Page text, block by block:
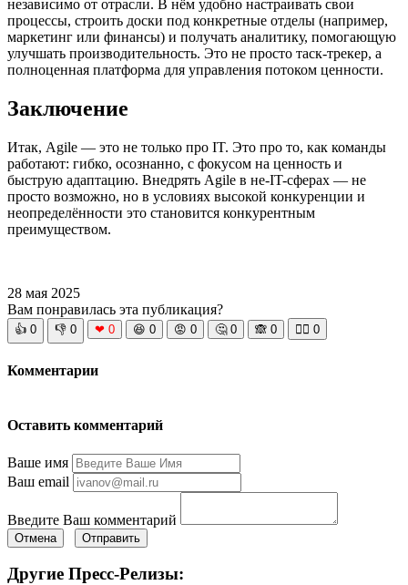
независимо от отрасли. В нём удобно настраивать свои
процессы, строить доски под конкретные отделы (например,
маркетинг или финансы) и получать аналитику, помогающую
улучшать производительность. Это не просто таск-трекер, а
полноценная платформа для управления потоком ценности.
Заключение
Итак, Agile — это не только про IT. Это про то, как команды
работают: гибко, осознанно, с фокусом на ценность и
быструю адаптацию. Внедрять Agile в не-IT-сферах — не
просто возможно, но в условиях высокой конкуренции и
неопределённости это становится конкурентным
преимуществом.
28 мая 2025
Вам понравилась эта публикация?
👍 0 👎 0 ❤ 0 😆 0 😡 0 🤔 0 🙈 0 🧘‍♀️ 0
Комментарии
Оставить комментарий
Ваше имя
Ваш email
Введите Ваш комментарий
Отмена Отправить
Другие Пресс-Релизы: